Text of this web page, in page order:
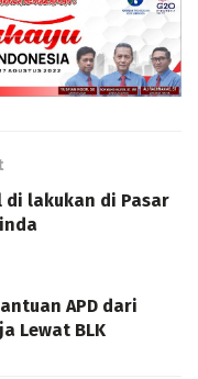
di lakukan di Pasar
APD dari
Lewat BLK